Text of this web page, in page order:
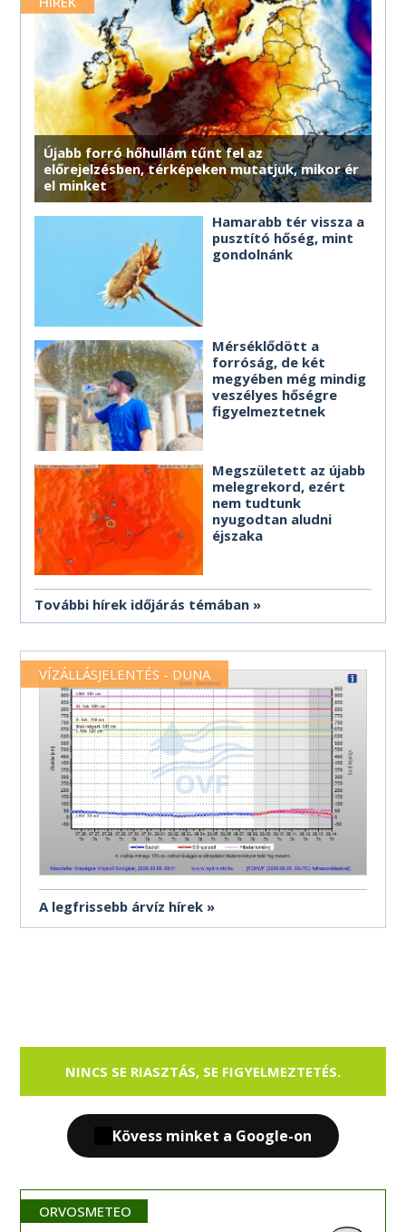
MÉG TÖBB HOROSZKÓP
MÉG TÖBB HOROSZKÓP
MÉG TÖBB HOROSZKÓP
MÉG TÖBB HOROSZKÓP
MÉG TÖBB HOROSZKÓP
MÉG TÖBB HOROSZKÓP
Újabb forró hőhullám tűnt fel az
előrejelzésben, térképeken mutatjuk, mikor ér
el minket
Hamarabb tér vissza a
pusztító hőség, mint
gondolnánk
Mérséklődött a
forróság, de két
megyében még mindig
veszélyes hőségre
figyelmeztetnek
Megszületett az újabb
melegrekord, ezért
nem tudtunk
nyugodtan aludni
éjszaka
További hírek időjárás témában
VÍZÁLLÁSJELENTÉS - DUNA
A legfrissebb árvíz hírek
NINCS SE RIASZTÁS, SE FIGYELMEZTETÉS.
Kövess minket a Google-on
ORVOSMETEO